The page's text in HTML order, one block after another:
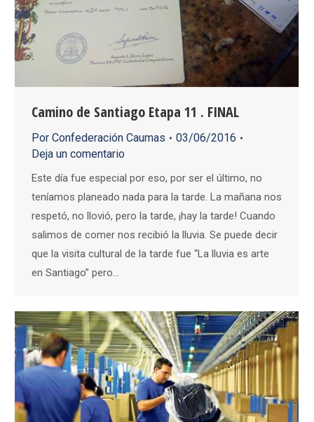
Camino de Santiago Etapa 11 . FINAL
Por Confederación Caumas
03/06/2016
Deja un comentario
Este día fue especial por eso, por ser el último, no
teníamos planeado nada para la tarde. La mañana nos
respetó, no llovió, pero la tarde, ¡hay la tarde! Cuando
salimos de comer nos recibió la lluvia. Se puede decir
que la visita cultural de la tarde fue “La lluvia es arte
en Santiago” pero…